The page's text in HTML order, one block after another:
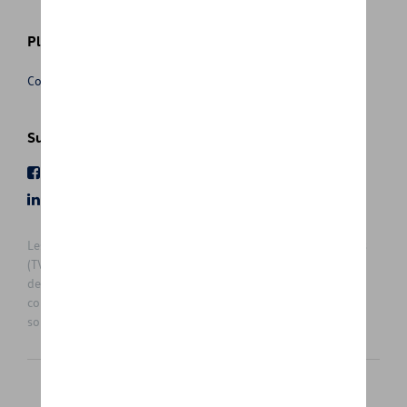
Plus d'informations
Conditions de vente
Suivez nous
Les prix affichés sur le présent site sont des prix recommandés
(TVAc), hors éventuels frais de montage. Pour connaitre le prix
de vente actuel et les éventuels frais de montage, veuillez
contacter votre concessionnaire/agent. Les prix recommandés
sont sujets à des changements sans préavis.